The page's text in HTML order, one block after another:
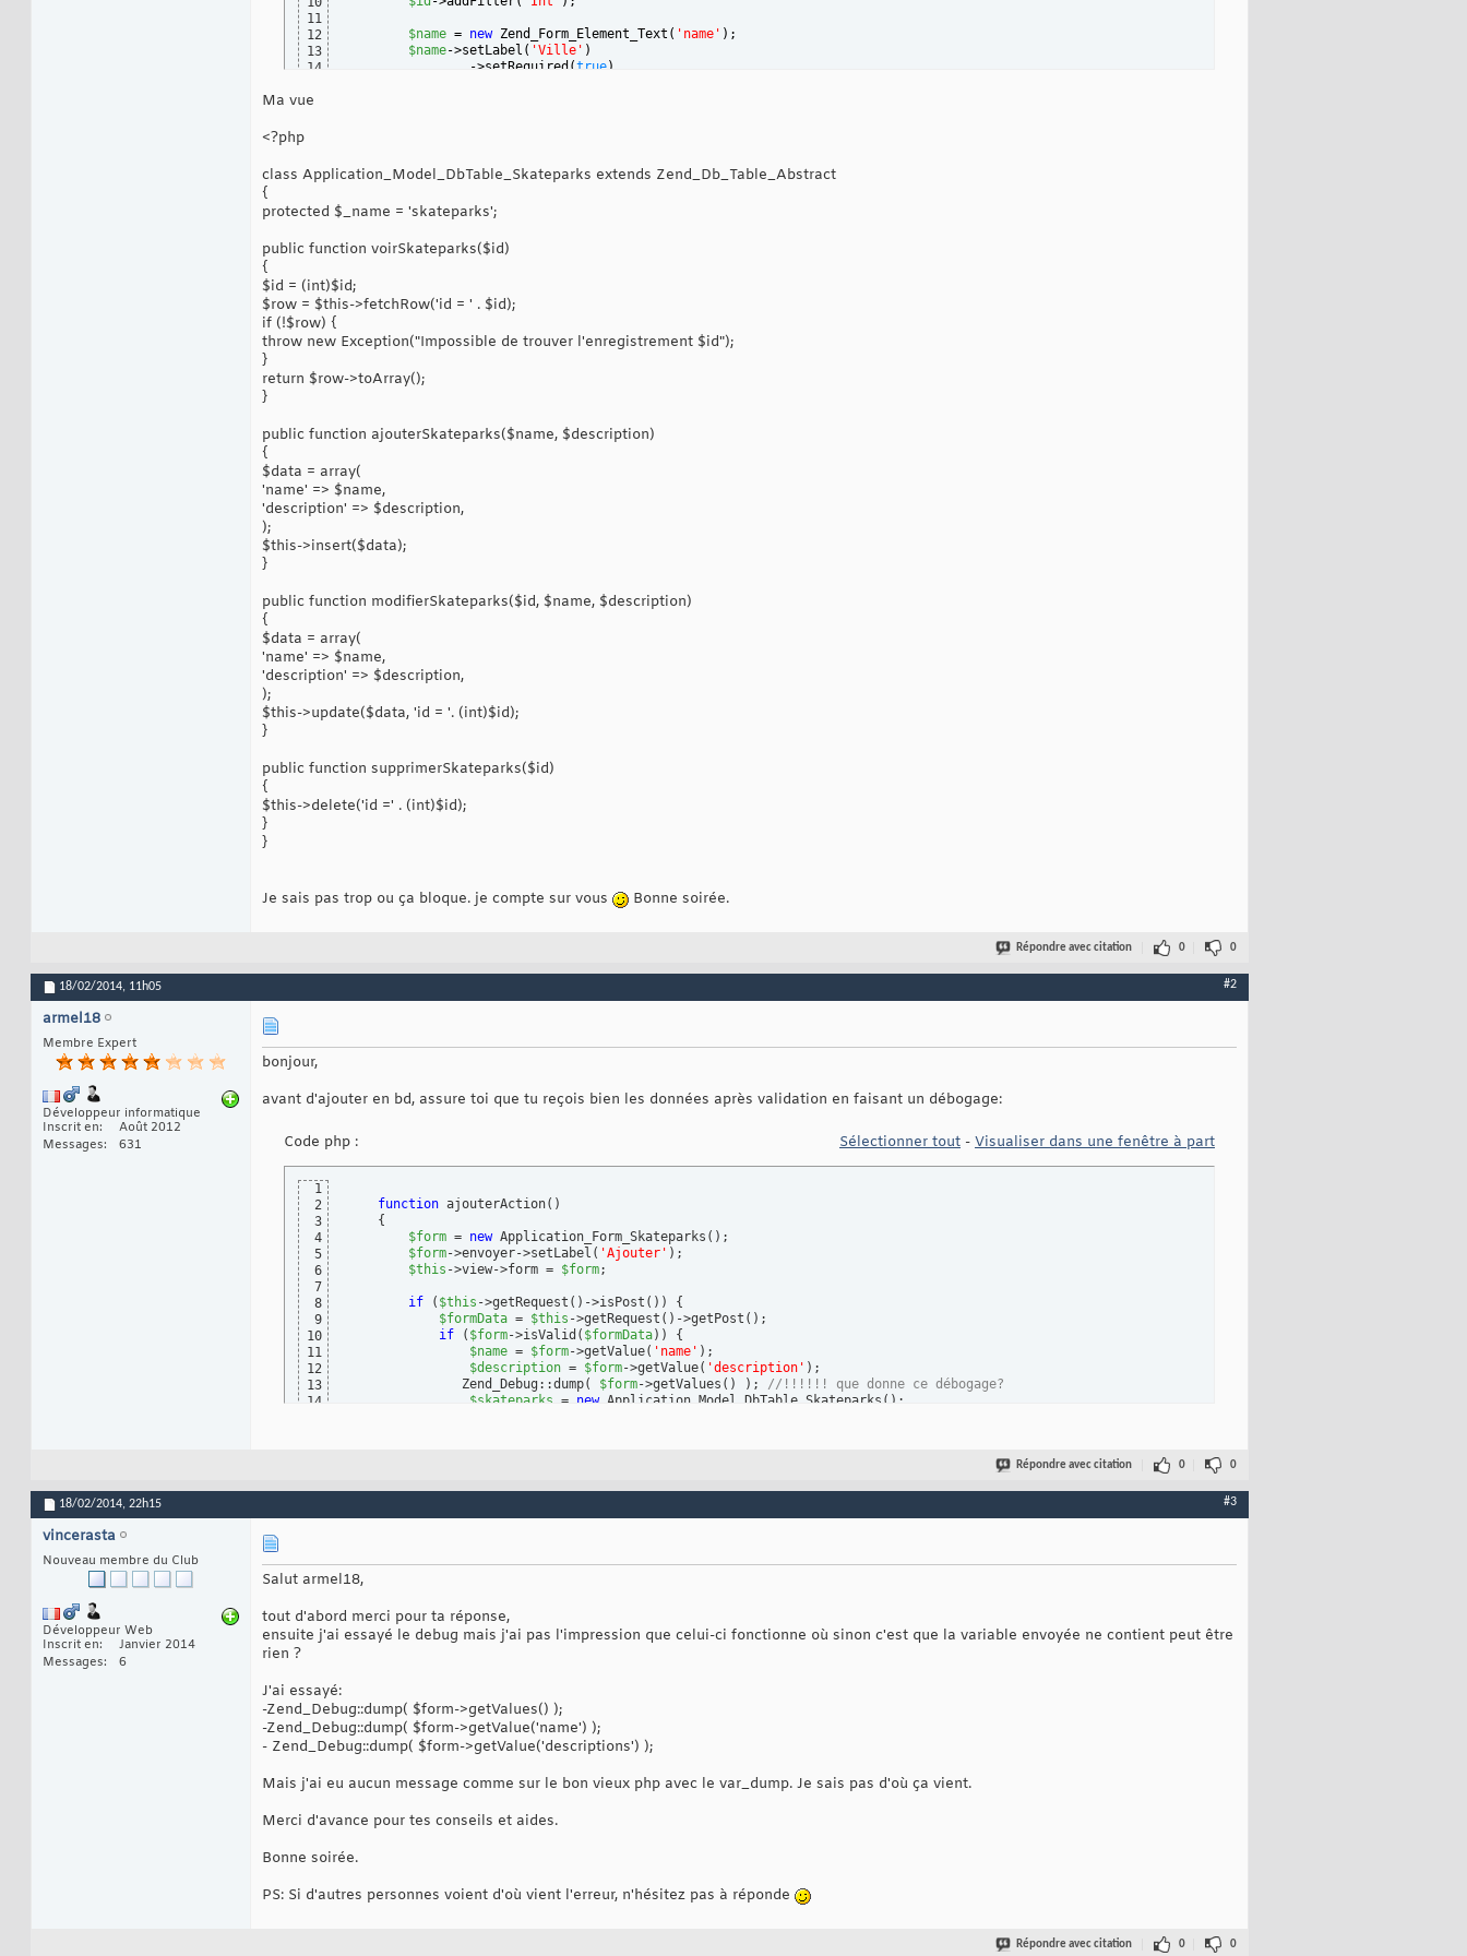
31
32
11
12
13
14
16
20
21
23
25
27
28
29
$name = new Zend_Form_Element_Text ( 'name' ) ;
$name->setLabel ( 'Ville' )
                ->setRequired
(true)
              ->setRequired
true
              ->addFilter
('StripTags')
$envoyer->setAttrib
}
}
Ma vue
<?php
class Application_Model_DbTable_Skateparks extends Zend_Db_Table_Abstract
{
protected $_name = 'skateparks';
public function voirSkateparks($id)
{
$id = (int)$id;
$row = $this->fetchRow('id = ' . $id);
if (!$row) {
throw new Exception("Impossible de trouver l'enregistrement $id");
}
return $row->toArray();
}
public function ajouterSkateparks($name, $description)
{
$data = array(
'name' => $name,
'description' => $description,
);
$this->insert($data);
}
public function modifierSkateparks($id, $name, $description)
{
$data = array(
'name' => $name,
'description' => $description,
);
$this->update($data, 'id = '. (int)$id);
}
public function supprimerSkateparks($id)
{
$this->delete('id =' . (int)$id);
}
}
Je sais pas trop ou ça bloque. je compte sur vous Bonne soirée.
Répondre avec citation 0 0
18/02/2014, 11h05 #2
armel18
Membre Expert
Développeur informatique
Inscrit en
Août 2012
Messages
631
bonjour,
avant d'ajouter en bd, assure toi que tu reçois bien les données après validation en faisant un débogage:
Code php : Sélectionner tout - Visualiser dans une fenêtre à part
1
2
3
4
5
6
7
8
9
10
11
12
13
14
21
function ajouterAction( )
{
$form = new Application_Form_Skateparks ( ) ;
$form->envoyer->setLabel ( 'Ajouter' ) ;
$this ->view->form = $form;
if ( $this ->getRequest ( ) ->isPost ( ) )
{
$formData = $this ->getRequest ( ) ->getPost ( ) ;
if
( $form->isValid ( $formData) )
{
$name = $form->getValue( 'name' ) ;
$description = $form->getValue( 'description' ) ;
               Zend_Debug::dump
( $form->getValues ( ) ) ; //!!!!!! que donne ce débogage?
$skateparks = new Application_Model_DbTable_Skateparks ( ) ;
}
Répondre avec citation 0 0
18/02/2014, 22h15 #3
vincerasta
Nouveau membre du Club
Développeur Web
Inscrit en
Janvier 2014
Messages
6
Salut armel18,
tout d'abord merci pour ta réponse,
ensuite j'ai essayé le debug mais j'ai pas l'impression que celui-ci fonctionne où sinon c'est que la variable envoyée ne contient peut être
rien ?
J'ai essayé:
-Zend_Debug::dump( $form->getValues() );
-Zend_Debug::dump( $form->getValue('name') );
- Zend_Debug::dump( $form->getValue('descriptions') );
Mais j'ai eu aucun message comme sur le bon vieux php avec le var_dump. Je sais pas d'où ça vient.
Merci d'avance pour tes conseils et aides.
Bonne soirée.
PS: Si d'autres personnes voient d'où vient l'erreur, n'hésitez pas à réponde
Répondre avec citation 0 0